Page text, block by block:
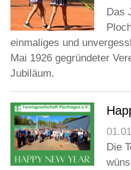
Das
einmaliges und
Mai 1926 gegründeter
Jubiläum.
Die